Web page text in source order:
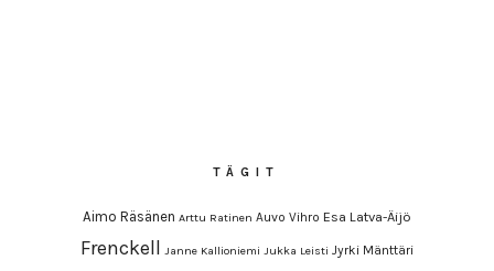
TÄGIT
Aimo Räsänen Arttu Ratinen Auvo Vihro Esa Latva-Äijö
Frenckell Janne Kallioniemi Jukka Leisti Jyrki Mänttäri